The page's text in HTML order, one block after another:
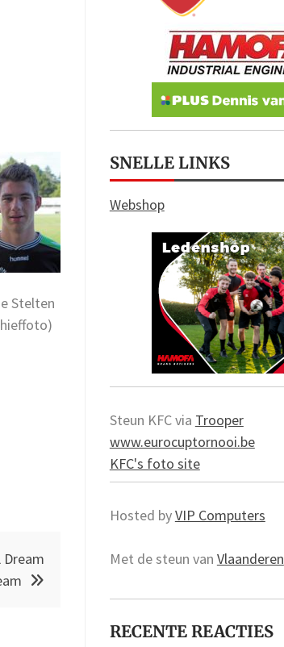
Stelten
Dream
SNELLE LINKS
Webshop
Steun KFC via Trooper
www.eurocuptornooi.be
KFC's foto site
Hosted byVIP Computers
Met de steun van Vlaanderen
RECENTE REACTIES